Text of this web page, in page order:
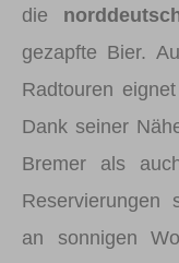
die
gezapfte Bier.
Radtouren
Dank seiner
Bremer als
Reservierungen
an sonnigen